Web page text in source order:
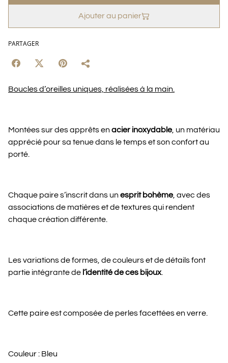
Ajouter au panier
PARTAGER
Boucles d’oreilles uniques, réalisées à la main.
Montées sur des apprêts enacier inoxydable, un matériau
apprécié pour sa tenue dans le temps et son confort au
porté.
Chaque paire s’inscrit dans unesprit bohème, avec des
associations de matières et de textures qui rendent
chaque création différente.
Les variations de formes, de couleurs et de détails font
partie intégrante de l’identité de ces bijoux.
Cette paire est composée de perles facettées en verre.
Couleur : Bleu